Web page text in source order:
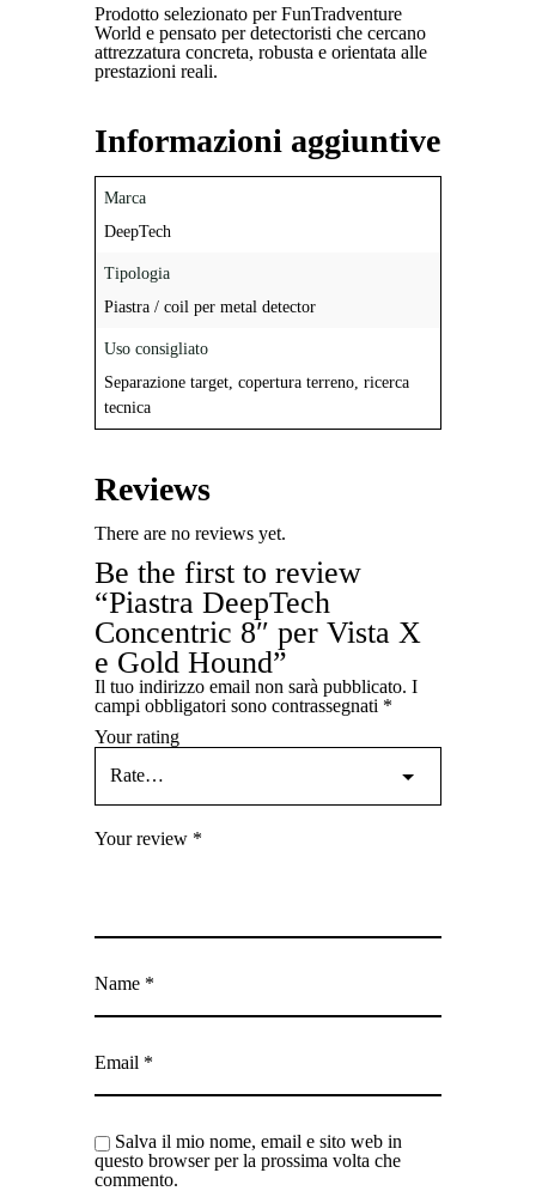
Prodotto selezionato per FunTradventure
World e pensato per detectoristi che cercano
attrezzatura concreta, robusta e orientata alle
prestazioni reali.
Informazioni aggiuntive
Marca
DeepTech
Tipologia
Piastra / coil per metal detector
Uso consigliato
Separazione target, copertura terreno, ricerca
tecnica
Reviews
There are no reviews yet.
Be the first to review
“Piastra DeepTech
Concentric 8″ per Vista X
e Gold Hound”
Il tuo indirizzo email non sarà pubblicato. I
campi obbligatori sono contrassegnati *
Your rating
Your review *
Name *
Email *
Salva il mio nome, email e sito web in
questo browser per la prossima volta che
commento.